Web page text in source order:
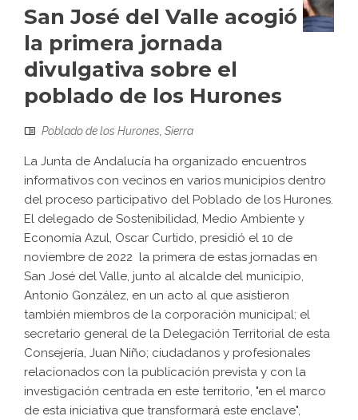
San José del Valle acogió
la primera jornada
divulgativa sobre el
poblado de los Hurones
Poblado de los Hurones, Sierra
La Junta de Andalucía ha organizado encuentros
informativos con vecinos en varios municipios dentro
del proceso participativo del Poblado de los Hurones.
El delegado de Sostenibilidad, Medio Ambiente y
Economía Azul, Oscar Curtido, presidió el 10 de
noviembre de 2022 la primera de estas jornadas en
San José del Valle, junto al alcalde del municipio,
Antonio González, en un acto al que asistieron
también miembros de la corporación municipal; el
secretario general de la Delegación Territorial de esta
Consejería, Juan Niño; ciudadanos y profesionales
relacionados con la publicación prevista y con la
investigación centrada en este territorio, "en el marco
de esta iniciativa que transformará este enclave",